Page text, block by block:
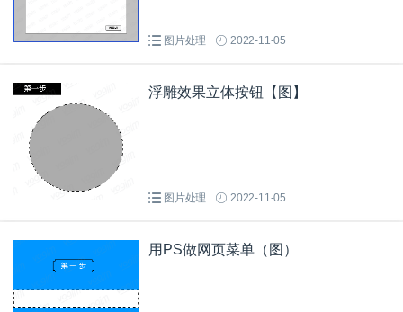
图片处理 2022-11-05
浮雕效果立体按钮【图】
图片处理 2022-11-05
用PS做网页菜单（图）